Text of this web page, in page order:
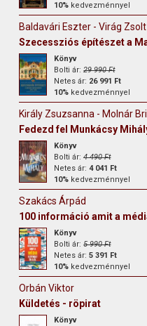
10% kedvezménnyel
Baldavári Eszter - Virág Zsolt
Szecessziós építészet a
Könyv
Bolti ár:29 990 Ft
Netes ár: 26 991 Ft
10% kedvezménnyel
Király Zsuzsanna - Molnár
Fedezd fel Munkácsy
Könyv
Bolti ár:4 490 Ft
Netes ár:4 041 Ft
10% kedvezménnyel
Szakács Árpád
100 információ amit a
Könyv
Bolti ár:5 990 Ft
Netes ár:5 391 Ft
10% kedvezménnyel
Orbán Viktor
Küldetés - röpirat
Könyv